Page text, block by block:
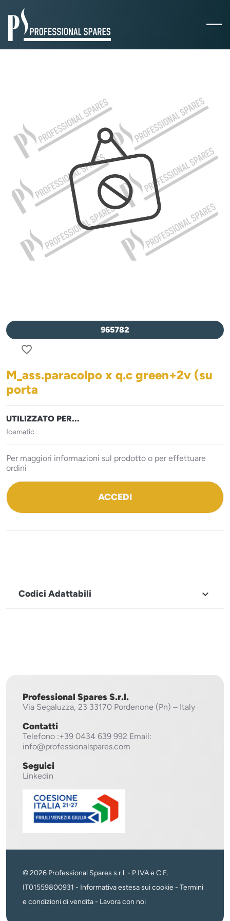
965782
favorite_border
M_ass.paracolpo x q.c green+2v (su
porta
UTILIZZATO PER...
Icematic
Per maggiori informazioni sul prodotto o per effettuare
ordini
ACCEDI
Codici Adattabili 
Professional Spares S.r.l.
Via Segaluzza, 23 33170 Pordenone (Pn) – Italy
Contatti
Telefono :+39 0434 639 992 Email:
info@professionalspares.com
Seguici
Linkedin
© 2026 Professional Spares s.r.l. - P.IVA e C.F.
IT01559800931 - Informativa estesa sui cookie - Termini
e condizioni di vendita- Lavora con noi